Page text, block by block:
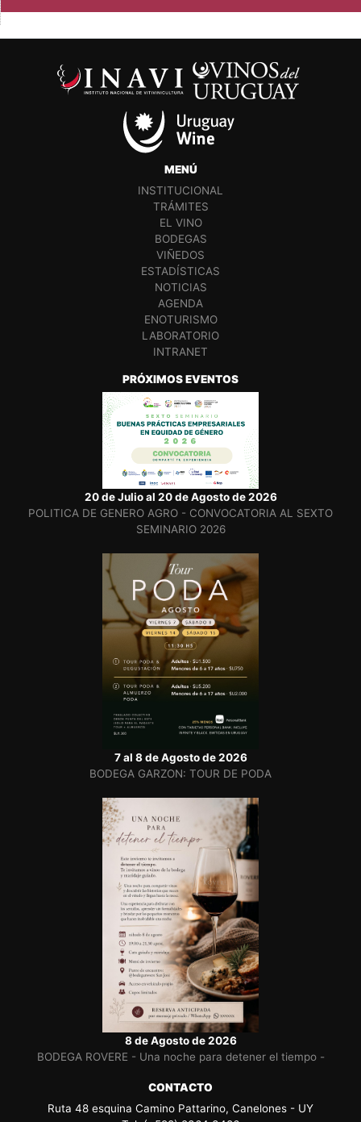
MENÚ
INSTITUCIONAL
TRÁMITES
EL VINO
BODEGAS
VIÑEDOS
ESTADÍSTICAS
NOTICIAS
AGENDA
ENOTURISMO
LABORATORIO
INTRANET
PRÓXIMOS EVENTOS
20 de Julio al 20 de Agosto de 2026
POLITICA DE GENERO AGRO - CONVOCATORIA AL SEXTO
SEMINARIO 2026
7 al 8 de Agosto de 2026
BODEGA GARZON: TOUR DE PODA
8 de Agosto de 2026
BODEGA ROVERE - Una noche para detener el tiempo -
CONTACTO
Ruta 48 esquina Camino Pattarino, Canelones - UY